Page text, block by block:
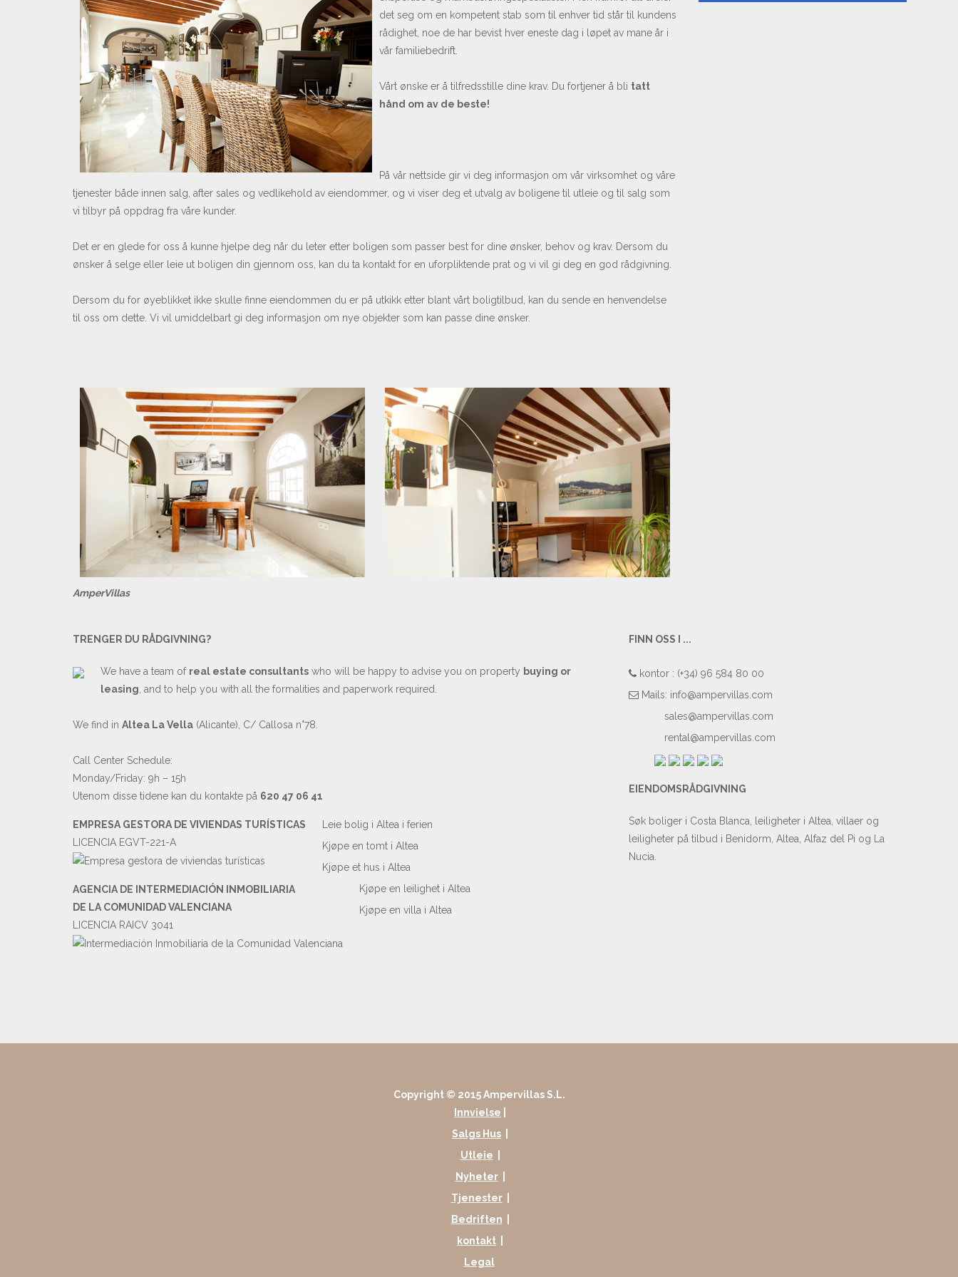
det seg om en kompetent stab som til enhver tid står til kundens
rådighet, noe de har bevist hver eneste dag i løpet av mane år i
vår familiebedrift.
Vårt ønske er å tilfredsstille dine krav. Du fortjener å bli tatt
hånd om av de beste!
På vår nettside gir vi deg informasjon om vår virksomhet og våre
tjenester både innen salg, after sales og vedlikehold av eiendommer, og vi viser deg et utvalg av boligene til utleie og til salg som
vi tilbyr på oppdrag fra våre kunder.
Det er en glede for oss å kunne hjelpe deg når du leter etter boligen som passer best for dine ønsker, behov og krav. Dersom du
ønsker å selge eller leie ut boligen din gjennom oss, kan du ta kontakt for en uforpliktende prat og vi vil gi deg en god rådgivning.
Dersom du for øyeblikket ikke skulle finne eiendommen du er på utkikk etter blant vårt boligtilbud, kan du sende en henvendelse
til oss om dette. Vi vil umiddelbart gi deg informasjon om nye objekter som kan passe dine ønsker.
AmperVillas
TRENGER DU RÅDGIVNING?
We have a team of real estate consultantswho will be happy to advise you on property buying or
leasing, and to help you with all the formalities and paperwork required.
We find in Altea La Vella (Alicante), C/ Callosa n°78.
Call Center Schedule:
Monday/Friday: 9h – 15h
Utenom disse tidene kan du kontakte på 620 47 06 41
EMPRESA GESTORA DE VIVIENDAS TURÍSTICAS
LICENCIA EGVT-221-A
AGENCIA DE INTERMEDIACIÓN INMOBILIARIA
DE LA COMUNIDAD VALENCIANA
LICENCIA RAICV 3041
Leie bolig i Altea i ferien
Kjøpe en tomt i Altea
Kjøpe et hus i Altea
Kjøpe en leilighet i Altea
Kjøpe en villa i Altea
FINN OSS I ...
kontor : (+34) 96 584 80 00
Mails: info@ampervillas.com
sales@ampervillas.com
rental@ampervillas.com
EIENDOMSRÅDGIVNING
Søk boliger i Costa Blanca, leiligheter i Altea, villaer og
leiligheter på tilbud i Benidorm, Altea, Alfaz del Pi og La
Nucia.
Copyright © 2015 Ampervillas S.L.
Innvielse
Salgs Hus
Utleie
Nyheter
Tjenester
Bedriften
kontakt
Legal